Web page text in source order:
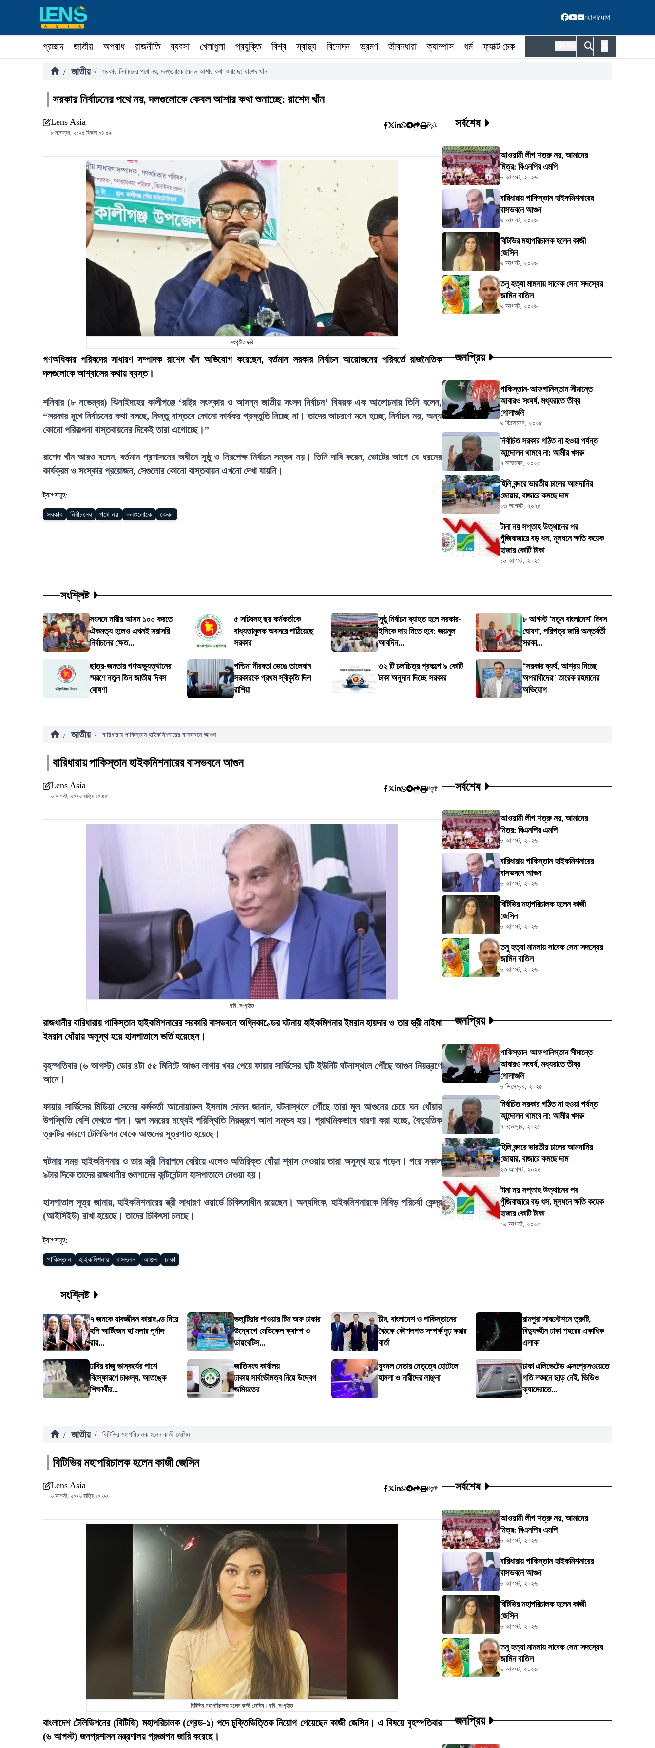
যোগাযোগ
প্রচ্ছদ জাতীয় অপরাধ রাজনীতি ব্যবসা খেলাধুলা প্রযুক্তি বিশ্ব স্বাস্থ্য বিনোদন ভ্রমণ জীবনধারা ক্যাম্পাস ধর্ম ফ্যাক্ট চেক কর্মকর্তা
/ জাতীয় / সরকার নির্বাচনের পথে নয়, দলগুলোকে কেবল আশার কথা শুনাচ্ছে: রাশেদ খাঁন
সরকার নির্বাচনের পথে নয়, দলগুলোকে কেবল আশার কথা শুনাচ্ছে: রাশেদ খাঁন
Lens Asia
৮ নভেম্বর, ২০২৫ বিকাল ০৪:৫৯
প্রিন্ট
সংগৃহীত ছবি
গণঅধিকার পরিষদের সাধারণ সম্পাদক রাশেদ খাঁন অভিযোগ করেছেন, বর্তমান সরকার নির্বাচন আয়োজনের পরিবর্তে রাজনৈতিক
দলগুলোকে আশ্বাসের কথায় ব্যস্ত।
শনিবার (৮ নভেম্বর) ঝিনাইদহের কালীগঞ্জে ‘রাষ্ট্র সংস্কার ও আসন্ন জাতীয় সংসদ নির্বাচন’ বিষয়ক এক আলোচনায় তিনি বলেন,
“সরকার মুখে নির্বাচনের কথা বলছে, কিন্তু বাস্তবে কোনো কার্যকর প্রস্তুতি নিচ্ছে না। তাদের আচরণে মনে হচ্ছে, নির্বাচন নয়, অন্য
কোনো পরিকল্পনা বাস্তবায়নের দিকেই তারা এগোচ্ছে।”
রাশেদ খাঁন আরও বলেন, বর্তমান প্রশাসনের অধীনে সুষ্ঠু ও নিরপেক্ষ নির্বাচন সম্ভব নয়। তিনি দাবি করেন, ভোটের আগে যে ধরনের
কার্যক্রম ও সংস্কার প্রয়োজন, সেগুলোর কোনো বাস্তবায়ন এখনো দেখা যায়নি।
ট্যাগসমূহ:
সরকার নির্বাচনের পথে নয় দলগুলোকে কেবল
সর্বশেষ
আওয়ামী লীগ শত্রু নয়, আমাদের
মিত্র: বিএনপির এমপি
৬ আগস্ট, ২০২৬
বারিধারায় পাকিস্তান হাইকমিশনারের
বাসভবনে আগুন
৬ আগস্ট, ২০২৬
বিটিভির মহাপরিচালক হলেন কাজী
জেসিন
৬ আগস্ট, ২০২৬
তনু হত্যা মামলায় সাবেক সেনা সদস্যের
জামিন বাতিল
৬ আগস্ট, ২০২৬
জনপ্রিয়
পাকিস্তান-আফগানিস্তান সীমান্তে
আবারও সংঘর্ষ, মধ্যরাতে তীব্র
গোলাগুলি
৬ ডিসেম্বর, ২০২৫
নির্বাচিত সরকার গঠিত না হওয়া পর্যন্ত
আন্দোলন থামবে না: আমীর খসরু
৭ নভেম্বর, ২০২৫
হিলি বন্দরে ভারতীয় চালের আমদানির
জোয়ার, বাজারে কমছে দাম
২৩ আগস্ট, ২০২৫
টানা নয় সপ্তাহ উত্থানের পর
পুঁজিবাজারে বড় ধস, মূলধনে ক্ষতি কয়েক
হাজার কোটি টাকা
১৬ আগস্ট, ২০২৫
সংশ্লিষ্ট
সংসদে নারীর আসন ১০০ করতে
ঐকমত্য হলেও এখনই সরাসরি
নির্বাচনের ক্ষেত...
৫ সচিবসহ ছয় কর্মকর্তাকে
বাধ্যতামূলক অবসরে পাঠিয়েছে
সরকার
সুষ্ঠু নির্বাচন ব্যাহত হলে সরকার-
ইসিকে দায় নিতে হবে: জয়নুল
আবদিন...
৮ আগস্ট ‘নতুন বাংলাদেশ’ দিবস
ঘোষণা, পরিপত্র জারি অন্তর্বর্তী
সরকা...
ছাত্র-জনতার গণঅভ্যুত্থানের
স্মরণে নতুন তিন জাতীয় দিবস
ঘোষণা
পশ্চিমা নীরবতা ভেঙে তালেবান
সরকারকে প্রথম স্বীকৃতি দিল
রাশিয়া
৩২ টি চলচ্চিত্র প্রকল্পে ৯ কোটি
টাকা অনুদান দিচ্ছে সরকার
“সরকার ব্যর্থ, আশ্রয় দিচ্ছে
অপরাধীদের” তারেক রহমানের
অভিযোগ
/ জাতীয় / বারিধারায় পাকিস্তান হাইকমিশনারের বাসভবনে আগুন
বারিধারায় পাকিস্তান হাইকমিশনারের বাসভবনে আগুন
Lens Asia
৬ আগস্ট, ২০২৬ রাত্রি ১০:৪৮
প্রিন্ট
ছবি: সংগৃহীত
রাজধানীর বারিধারায় পাকিস্তান হাইকমিশনারের সরকারি বাসভবনে অগ্নিকাণ্ডের ঘটনায় হাইকমিশনার ইমরান হায়দার ও তার স্ত্রী নাইমা
ইমরান ধোঁয়ায় অসুস্থ হয়ে হাসপাতালে ভর্তি হয়েছেন।
বৃহস্পতিবার (৬ আগস্ট) ভোর ৪টা ৫৫ মিনিটে আগুন লাগার খবর পেয়ে ফায়ার সার্ভিসের দুটি ইউনিট ঘটনাস্থলে পৌঁছে আগুন নিয়ন্ত্রণে
আনে।
ফায়ার সার্ভিসের মিডিয়া সেলের কর্মকর্তা আনোয়ারুল ইসলাম দোলন জানান, ঘটনাস্থলে পৌঁছে তারা মূল আগুনের চেয়ে ঘন ধোঁয়ার
উপস্থিতি বেশি দেখতে পান। অল্প সময়ের মধ্যেই পরিস্থিতি নিয়ন্ত্রণে আনা সম্ভব হয়। প্রাথমিকভাবে ধারণা করা হচ্ছে, বৈদ্যুতিক
ত্রুটির কারণে টেলিভিশন থেকে আগুনের সূত্রপাত হয়েছে।
ঘটনার সময় হাইকমিশনার ও তার স্ত্রী নিরাপদে বেরিয়ে এলেও অতিরিক্ত ধোঁয়া শ্বাস নেওয়ায় তারা অসুস্থ হয়ে পড়েন। পরে সকাল
৯টার দিকে তাদের রাজধানীর গুলশানের কন্টিনেন্টাল হাসপাতালে নেওয়া হয়।
হাসপাতাল সূত্র জানায়, হাইকমিশনারের স্ত্রী সাধারণ ওয়ার্ডে চিকিৎসাধীন রয়েছেন। অন্যদিকে, হাইকমিশনারকে নিবিড় পরিচর্যা কেন্দ্র
(আইসিইউ) রাখা হয়েছে। তাদের চিকিৎসা চলছে।
ট্যাগসমূহ:
পাকিস্তান হাইকমিশনার বাসভবন আগুন ঢাকা
সর্বশেষ
আওয়ামী লীগ শত্রু নয়, আমাদের
মিত্র: বিএনপির এমপি
৬ আগস্ট, ২০২৬
বারিধারায় পাকিস্তান হাইকমিশনারের
বাসভবনে আগুন
৬ আগস্ট, ২০২৬
বিটিভির মহাপরিচালক হলেন কাজী
জেসিন
৬ আগস্ট, ২০২৬
তনু হত্যা মামলায় সাবেক সেনা সদস্যের
জামিন বাতিল
৬ আগস্ট, ২০২৬
জনপ্রিয়
পাকিস্তান-আফগানিস্তান সীমান্তে
আবারও সংঘর্ষ, মধ্যরাতে তীব্র
গোলাগুলি
৬ ডিসেম্বর, ২০২৫
নির্বাচিত সরকার গঠিত না হওয়া পর্যন্ত
আন্দোলন থামবে না: আমীর খসরু
৭ নভেম্বর, ২০২৫
হিলি বন্দরে ভারতীয় চালের আমদানির
জোয়ার, বাজারে কমছে দাম
২৩ আগস্ট, ২০২৫
টানা নয় সপ্তাহ উত্থানের পর
পুঁজিবাজারে বড় ধস, মূলধনে ক্ষতি কয়েক
হাজার কোটি টাকা
১৬ আগস্ট, ২০২৫
সংশ্লিষ্ট
৭ জনকে যাবজ্জীবন কারাদণ্ড দিয়ে
হলি আর্টিজেন হা'মলার পূর্নাঙ্গ
রায়...
ভলান্টিয়ার পাওয়ার টিম অফ ঢাকার
উদ্যোগে মেডিকেল ক্যাম্প ও
ডায়বেটিস...
চীন, বাংলাদেশ ও পাকিস্তানের
বৈঠকে কৌশলগত সম্পর্ক দৃঢ় করার
বার্তা
রামপুরা সাবস্টেশনে ত্রুটি,
বিদ্যুৎহীন ঢাকা শহরের একাধিক
এলাকা
ঢাবির রাজু ভাস্কর্যের পাশে
বিস্ফোরণে চাঞ্চল্য, আতঙ্কে
শিক্ষার্থীর...
জাতিসংঘ কার্যালয়
ঢাকায়,সার্বভৌমত্ব নিয়ে উদ্বেগ
জমিয়তের
যুবদল নেতার নেতৃত্বে হোটেলে
হামলা ও নারীদের লাঞ্ছনা
ঢাকা এলিভেটেড এক্সপ্রেসওয়েতে
গতি লঙ্ঘনে ছাড় নেই, ভিডিও
ক্যামেরাতে...
/ জাতীয় / বিটিভির মহাপরিচালক হলেন কাজী জেসিন
বিটিভির মহাপরিচালক হলেন কাজী জেসিন
Lens Asia
৬ আগস্ট, ২০২৬ রাত্রি ১০:৩৩
প্রিন্ট
বিটিভির মহাপরিচালক হলেন কাজী জেসিন। ছবি: সংগৃহীত
বাংলাদেশ টেলিভিশনের (বিটিভি) মহাপরিচালক (গ্রেড-১) পদে চুক্তিভিত্তিক নিয়োগ পেয়েছেন কাজী জেসিন। এ বিষয়ে বৃহস্পতিবার
(৬ আগস্ট) জনপ্রশাসন মন্ত্রণালয় প্রজ্ঞাপন জারি করেছে।
সর্বশেষ
আওয়ামী লীগ শত্রু নয়, আমাদের
মিত্র: বিএনপির এমপি
৬ আগস্ট, ২০২৬
বারিধারায় পাকিস্তান হাইকমিশনারের
বাসভবনে আগুন
৬ আগস্ট, ২০২৬
বিটিভির মহাপরিচালক হলেন কাজী
জেসিন
৬ আগস্ট, ২০২৬
তনু হত্যা মামলায় সাবেক সেনা সদস্যের
জামিন বাতিল
৬ আগস্ট, ২০২৬
জনপ্রিয়